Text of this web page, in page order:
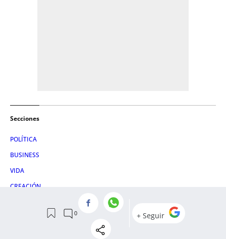
Secciones
POLÍTICA
BUSINESS
VIDA
CREACIÓN